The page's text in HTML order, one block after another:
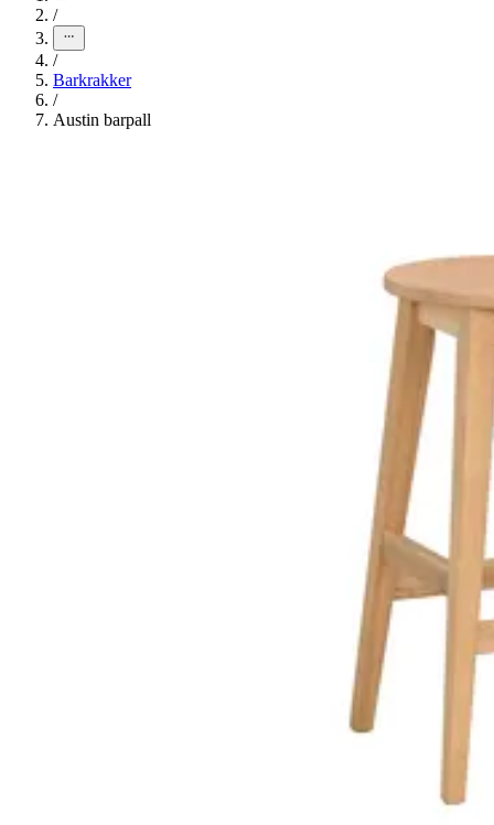
/
/
Barkrakker
/
Austin barpall